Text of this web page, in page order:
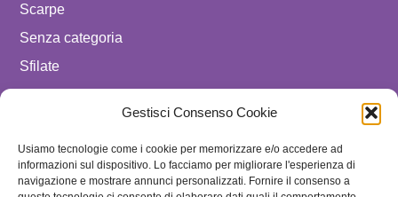
Gestisci Consenso Cookie
Usiamo tecnologie come i cookie per memorizzare e/o accedere ad
informazioni sul dispositivo. Lo facciamo per migliorare l'esperienza di
navigazione e mostrare annunci personalizzati. Fornire il consenso a
Scarpe
Senza categoria
Sfilate
Uomo